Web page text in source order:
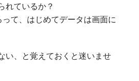
れているか？
て、はじめてデータは画面に
い、と覚えておくと迷いませ